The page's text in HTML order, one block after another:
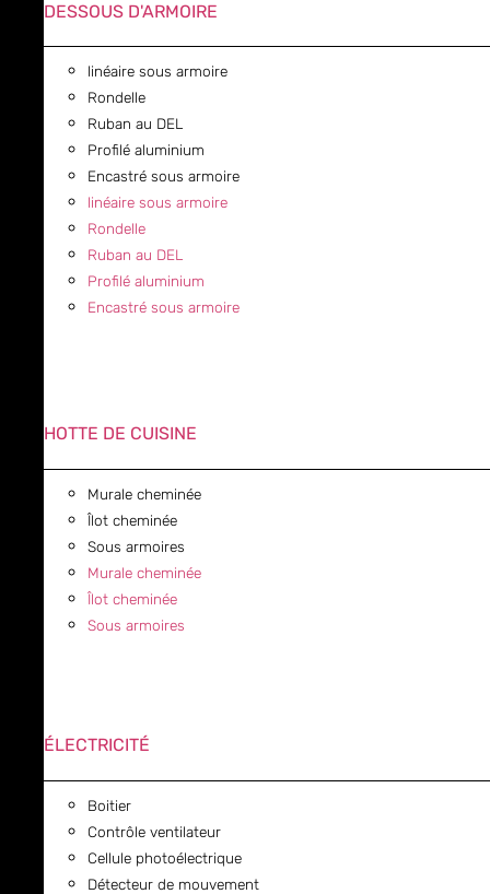
DESSOUS D'ARMOIRE
linéaire sous armoire
Rondelle
Ruban au DEL
Profilé aluminium
Encastré sous armoire
linéaire sous armoire
Rondelle
Ruban au DEL
Profilé aluminium
Encastré sous armoire
HOTTE DE CUISINE
Murale cheminée
Îlot cheminée
Sous armoires
Murale cheminée
Îlot cheminée
Sous armoires
ÉLECTRICITÉ
Boitier
Contrôle ventilateur
Cellule photoélectrique
Détecteur de mouvement